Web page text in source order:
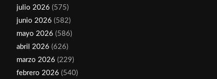
julio 2026 (575)
junio 2026 (582)
mayo 2026 (586)
abril 2026 (626)
marzo 2026 (229)
febrero 2026 (540)